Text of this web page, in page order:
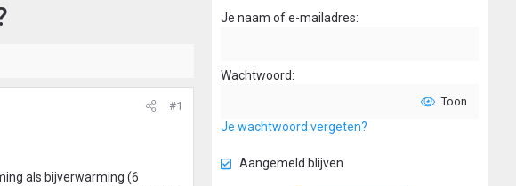
#1
als bijverwarming (6
Je naam of e-mailadres
Wachtwoord
Toon
Je wachtwoord vergeten?
Aangemeld blijven